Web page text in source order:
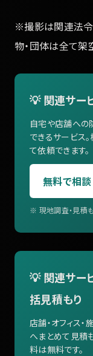
※撮影は関連法令
物・団体は全て架
💡 関連サー
自宅や店舗への
できるサービス
て依頼できます。
無料で相
※ 現地調査・見積
💡 関連サー
括見積もり
店舗・オフィス
へまとめて見積
料は無料です。